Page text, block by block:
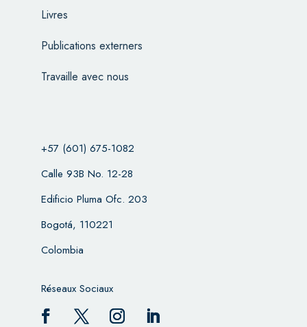
Livres
Publications externers
Travaille avec nous
+57 (601) 675-1082
Calle 93B No. 12-28
Edificio Pluma Ofc. 203
Bogotá, 110221
Colombia
Réseaux Sociaux